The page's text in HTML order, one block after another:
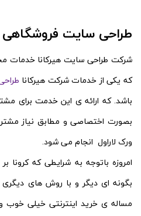
طراحی سایت
شرکت طراحی سایت هیرکانا خدمات
که یکی از خدمات شرکت هیرکانا
باشد. که ارائه ی این خدمت برای
بصورت اختصاصی و مطابق نیاز
ورک لاراول انجام می شود.
امروزه باتوجه به شرایطی که کرونا
بگونه ای دیگر و با روش های
مساله ی خرید اینترنتی خیلی خوب